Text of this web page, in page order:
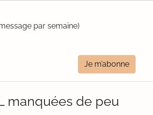
par semaine)
Je m’abonne
manquées de peu